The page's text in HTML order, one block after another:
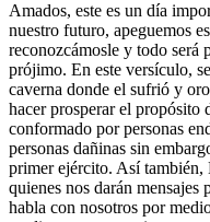
Amados, este es un día
nuestro futuro, apeguemos
reconozcámosle y todo será
prójimo. En este versículo,
caverna donde el sufrió y
hacer prosperar el
conformado por personas
personas dañinas sin
primer ejército. Así también,
quienes nos darán
habla con nosotros por